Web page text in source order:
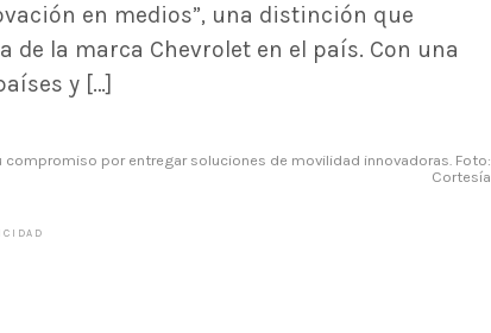
en medios”, una distinción que
la marca Chevrolet en el país. Con una
y […]
por entregar soluciones de movilidad innovadoras. Foto:
Cortesía